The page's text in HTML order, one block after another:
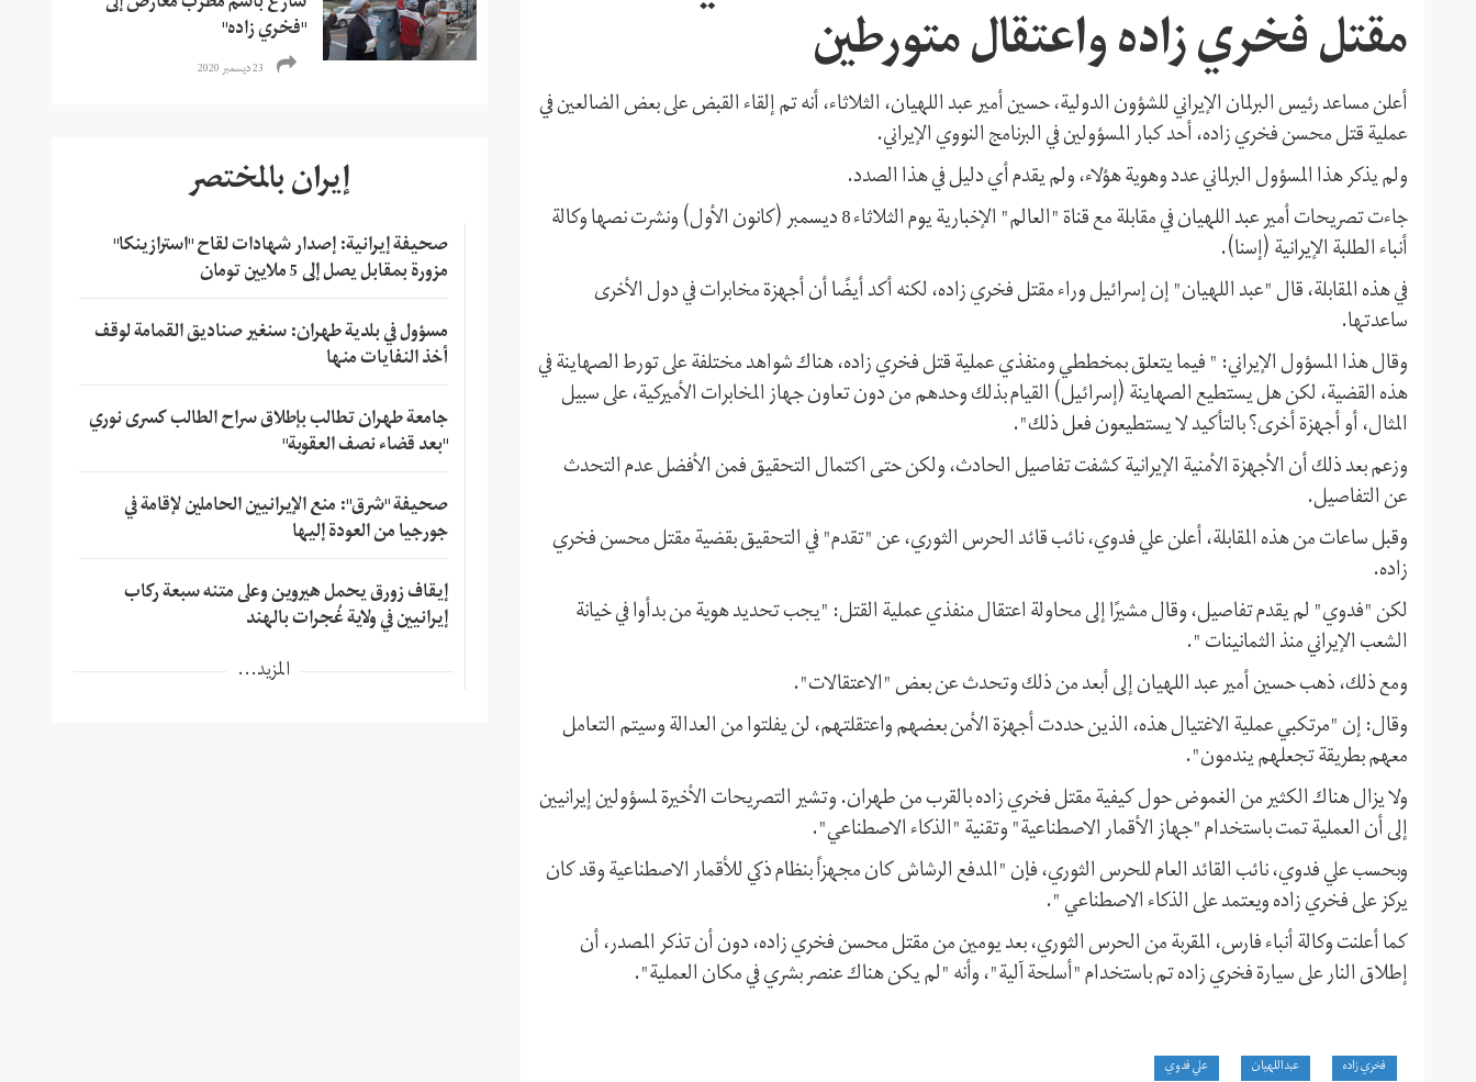
مقتل فخري زاده واعتقال متورطين
أعلن مساعد رئيس البرلمان الإيراني للشؤون الدولية، حسين أمير عبد اللهيان، الثلاثاء، أنه تم إلقاء القبض على بعض الضالعين في
عملية قتل محسن فخري زاده، أحد كبار المسؤولين في البرنامج النووي الإيراني.
ولم يذكر هذا المسؤول البرلماني عدد وهوية هؤلاء، ولم يقدم أي دليل في هذا الصدد.
جاءت تصريحات أمير عبد اللهيان في مقابلة مع قناة "العالم" الإخبارية يوم الثلاثاء 8 ديسمبر (كانون الأول) ونشرت نصها وكالة
أنباء الطلبة الإيرانية (إسنا).
في هذه المقابلة، قال "عبد اللهيان" إن إسرائيل وراء مقتل فخري زاده، لكنه أكد أيضًا أن أجهزة مخابرات في دول الأخرى
ساعدتها.
وقال هذا المسؤول الإيراني: " فيما يتعلق بمخططي ومنفذي عملية قتل فخري زاده، هناك شواهد مختلفة على تورط الصهاينة في
هذه القضية، لكن هل يستطيع الصهاينة (إسرائيل) القيام بذلك وحدهم من دون تعاون جهاز المخابرات الأميركية، على سبيل
المثال، أو أجهزة أخرى؟ بالتأكيد لا يستطيعون فعل ذلك".
وزعم بعد ذلك أن الأجهزة الأمنية الإيرانية كشفت تفاصيل الحادث، ولكن حتى اكتمال التحقيق فمن الأفضل عدم التحدث
عن التفاصيل.
وقبل ساعات من هذه المقابلة، أعلن علي فدوي، نائب قائد الحرس الثوري، عن "تقدم" في التحقيق بقضية مقتل محسن فخري
زاده.
لكن "فدوي" لم يقدم تفاصيل، وقال مشيرًا إلى محاولة اعتقال منفذي عملية القتل: "يجب تحديد هوية من بدأوا في خيانة
الشعب الإيراني منذ الثمانينات ".
ومع ذلك، ذهب حسين أمير عبد اللهيان إلى أبعد من ذلك وتحدث عن بعض "الاعتقالات".
وقال: إن "مرتكبي عملية الاغتيال هذه، الذين حددت أجهزة الأمن بعضهم واعتقلتهم، لن يفلتوا من العدالة وسيتم التعامل
معهم بطريقة تجعلهم يندمون".
ولا يزال هناك الكثير من الغموض حول كيفية مقتل فخري زاده بالقرب من طهران. وتشير التصريحات الأخيرة لمسؤولين إيرانيين
إلى أن العملية تمت باستخدام "جهاز الأقمار الاصطناعية" وتقنية "الذكاء الاصطناعي".
وبحسب علي فدوي، نائب القائد العام للحرس الثوري، فإن "المدفع الرشاش كان مجهزاً بنظام ذكي للأقمار الاصطناعية وقد كان
يركز على فخري زاده ويعتمد على الذكاء الاصطناعي ".
كما أعلنت وكالة أنباء فارس، المقربة من الحرس الثوري، بعد يومين من مقتل محسن فخري زاده، دون أن تذكر المصدر، أن
إطلاق النار على سيارة فخري زاده تم باستخدام "أسلحة آلية"، وأنه "لم يكن هناك عنصر بشري في مكان العملية".
فخري زاده عبداللهيان علي فدوي
"فخري زاده"
23 ديسمبر 2020
إيران بالمختصر
صحيفة إيرانية: إصدار شهادات لقاح "استرازينكا"
مزورة بمقابل يصل إلى 5 ملايين تومان
مسؤول في بلدية طهران: سنغير صناديق القمامة لوقف
أخذ النفايات منها
جامعة طهران تطالب بإطلاق سراح الطالب كسرى نوري
"بعد قضاء نصف العقوبة"
صحيفة "شرق": منع الإيرانيين الحاملين لإقامة في
جورجيا من العودة إليها
إيقاف زورق يحمل هيروين وعلى متنه سبعة ركاب
إيرانيين في ولاية غُجرات بالهند
المزيد...